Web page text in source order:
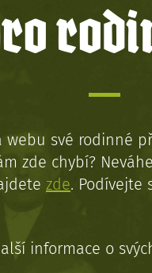
webu své rodinné
zde chybí?
zde. Podívejte
informace o